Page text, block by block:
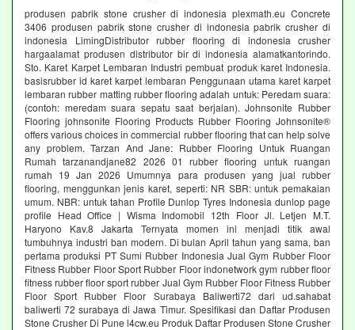
produsen pabrik stone crusher di indonesia plexmath.eu Concrete
3406 produsen pabrik stone crusher di indonesia pabrik crusher di
indonesia LimingDistributor rubber flooring di indonesia crusher
hargaalamat produsen distributor bir di indonesia alamatkantorindo.
Sto. Karet Karpet Lembaran Industri pembuat produk karet Indonesia.
basisrubber id karet karpet lembaran Penggunaan utama karet karpet
lembaran rubber matting rubber flooring adalah untuk: Peredam suara:
(contoh: meredam suara sepatu saat berjalan). Johnsonite Rubber
Flooring johnsonite Flooring Products Rubber Flooring Johnsonite®
offers various choices in commercial rubber flooring that can help solve
any problem. Tarzan And Jane: Rubber Flooring Untuk Ruangan
Rumah tarzanandjane82 2026 01 rubber flooring untuk ruangan
rumah 19 Jan 2026 Umumnya para produsen yang jual rubber
flooring, menggunkan jenis karet, seperti: NR SBR: untuk pemakaian
umum. NBR: untuk tahan Profile Dunlop Tyres Indonesia dunlop page
profile Head Office | Wisma Indomobil 12th Floor Jl. Letjen M.T.
Haryono Kav.8 Jakarta Ternyata momen ini menjadi titik awal
tumbuhnya industri ban modern. Di bulan April tahun yang sama, ban
pertama produksi PT Sumi Rubber Indonesia Jual Gym Rubber Floor
Fitness Rubber Floor Sport Rubber Floor indonetwork gym rubber floor
fitness rubber floor sport rubber Jual Gym Rubber Floor Fitness Rubber
Floor Sport Rubber Floor Surabaya Baliwerti72 dari ud.sahabat
baliwerti 72 surabaya di Jawa Timur. Spesifikasi dan Daftar Produsen
Stone Crusher Di Pune l4cw.eu Produk Daftar Produsen Stone Crusher